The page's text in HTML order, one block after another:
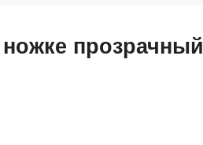
прозрачный